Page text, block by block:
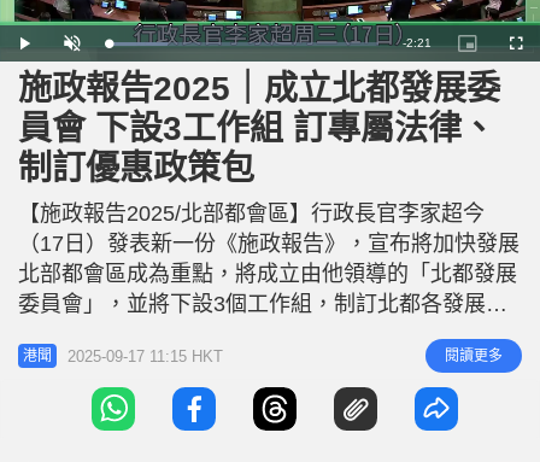
P
l
a
y
U
n
m
u
t
e
L
o
a
d
e
d
:
2
1
.
8
2
R
e
m
n
n
-2:21
P
i
c
t
u
e
c
t
u
r
e
F
u
施政報告2025｜成立北都發展委
員會 下設3工作組 訂專屬法律、
制訂優惠政策包
【施政報告2025/北部都會區】行政長官李家超今
（17日）發表新一份《施政報告》，宣布將加快發展
北部都會區成為重點，將成立由他領導的「北都發展
委員會」，並將下設3個工作組，制訂北都各發展區
的營運模式，推動大學城建設；拆牆鬆綁簡化行政程
序；採取安全省時省錢的建造方法；及訂立加快發展
北都的專屬法律。 消息指，北都新發展區的規劃已
出台，目前處於建造階段，是時候進入另一階段，新
港聞 2025-09-17 11:15 HKT 閱讀更多